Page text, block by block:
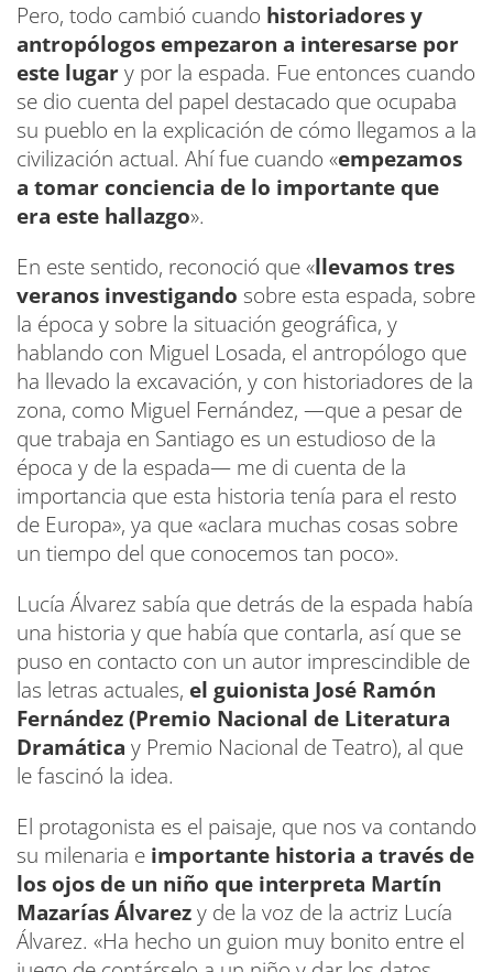
Pero, todo cambió cuando historiadores y
antropólogos empezaron a interesarse por
este lugary por la espada. Fue entonces cuando
se dio cuenta del papel destacado que ocupaba
su pueblo en la explicación de cómo llegamos a la
civilización actual. Ahí fue cuando «empezamos
a tomar conciencia de lo importante que
era este hallazgo».
En este sentido, reconoció que «llevamos tres
veranos investigando sobre esta espada, sobre
la época y sobre la situación geográfica, y
hablando con Miguel Losada, el antropólogo que
ha llevado la excavación, y con historiadores de la
zona, como Miguel Fernández, —que a pesar de
que trabaja en Santiago es un estudioso de la
época y de la espada— me di cuenta de la
importancia que esta historia tenía para el resto
de Europa», ya que «aclara muchas cosas sobre
un tiempo del que conocemos tan poco».
Lucía Álvarez sabía que detrás de la espada había
una historia y que había que contarla, así que se
puso en contacto con un autor imprescindible de
las letras actuales, el guionista José Ramón
Fernández (Premio Nacional de Literatura
Dramática y Premio Nacional de Teatro), al que
le fascinó la idea.
El protagonista es el paisaje, que nos va contando
su milenaria e importante historia a través de
los ojos de un niño que interpreta Martín
Mazarías Álvarezy de la voz de la actriz Lucía
Álvarez. «Ha hecho un guion muy bonito entre el